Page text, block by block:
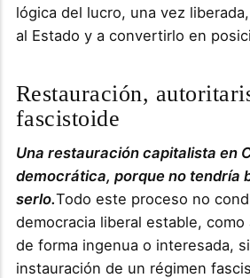
lógica del lucro, una vez
al Estado y a convertirlo en
Restauración,
fascistoide
Una restauración capitalista en
democrática, porque no tendría
serlo.Todo este proceso no
democracia liberal estable,
de forma ingenua o interesada,
instauración de un régimen